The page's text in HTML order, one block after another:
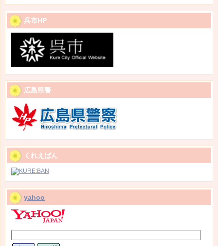
呉市HP
広島県警
くれえばん
yahoo